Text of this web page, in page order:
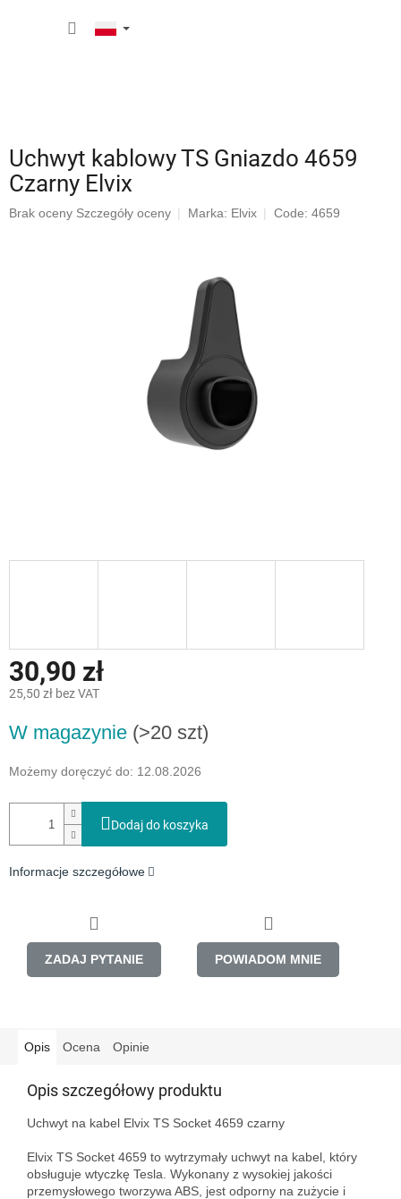
Uchwyt kablowy TS Gniazdo 4659
Czarny Elvix
Średnia
Brak oceny Szczegóły oceny Marka: Elvix Code: 4659
30,90 zł
25,50 zł bez VAT
jednostkowa:
W magazynie (>20 szt)
Możemy doręczyć do: 12.08.2026
Dodaj do koszyka
Informacje szczegółowe
ZADAJ PYTANIE POWIADOM MNIE
Opis Ocena Opinie
Opis szczegółowy produktu
Uchwyt na kabel Elvix TS Socket 4659 czarny
Elvix TS Socket 4659 to wytrzymały uchwyt na kabel, który
obsługuje wtyczkę Tesla. Wykonany z wysokiej jakości
przemysłowego tworzywa ABS, jest odporny na zużycie i